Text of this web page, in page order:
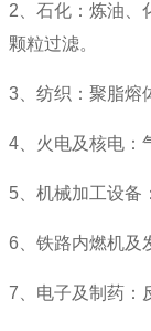
2、石化：炼油、
颗粒过滤。
3、纺织：聚脂熔
4、火电及核电：
5、机械加工设备
6、铁路内燃机及
7、电子及制药：